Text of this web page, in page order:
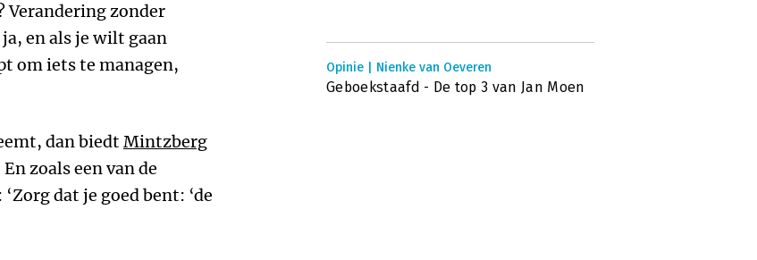
zonder
en als je wilt gaan
om iets te managen,
dan biedt Mintzberg
zoals een van de
dat je goed bent: ‘de
Opinie | Nienke van Oeveren
Geboekstaafd - De top 3 van Jan Moen